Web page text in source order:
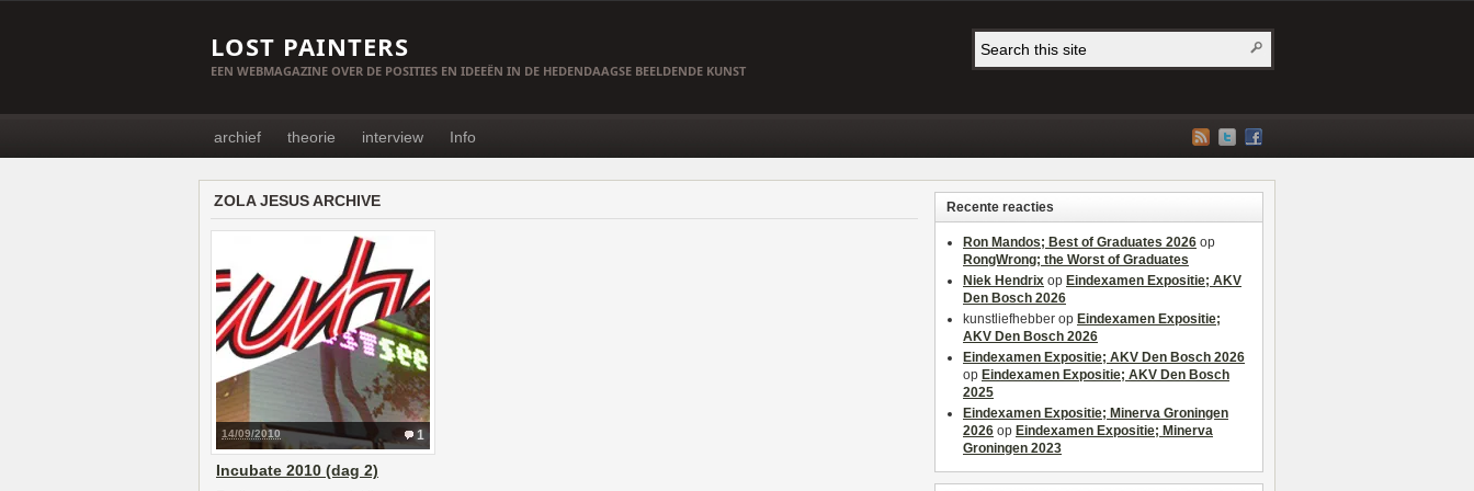
LOST PAINTERS
EEN WEBMAGAZINE OVER DE POSITIES EN IDEEËN IN DE HEDENDAAGSE BEELDENDE KUNST
archief theorie interview Info
ZOLA JESUS ARCHIVE
1
14/09/2010
Incubate 2010 (dag 2)
Recente reacties
Ron Mandos; Best of Graduates 2026 op
RongWrong; the Worst of Graduates
Niek Hendrix op Eindexamen Expositie; AKV
Den Bosch 2026
kunstliefhebber op Eindexamen Expositie;
AKV Den Bosch 2026
Eindexamen Expositie; AKV Den Bosch 2026
op Eindexamen Expositie; AKV Den Bosch
2025
Eindexamen Expositie; Minerva Groningen
2026 op Eindexamen Expositie; Minerva
Groningen 2023